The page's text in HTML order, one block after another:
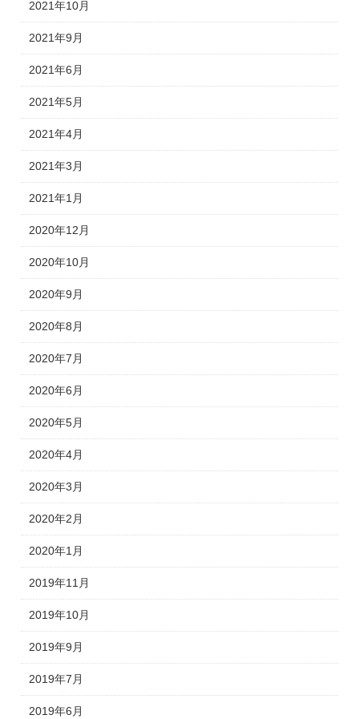
2021年10月
2021年9月
2021年6月
2021年5月
2021年4月
2021年3月
2021年1月
2020年12月
2020年10月
2020年9月
2020年8月
2020年7月
2020年6月
2020年5月
2020年4月
2020年3月
2020年2月
2020年1月
2019年11月
2019年10月
2019年9月
2019年7月
2019年6月